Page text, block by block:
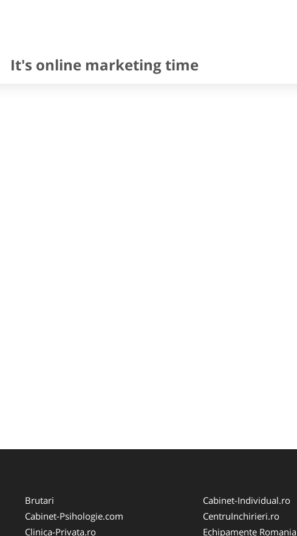
It's online marketing time
Brutari
Cabinet-Psihologie.com
Clinica-Privata.ro
Cabinet-Individual.ro
CentruInchirieri.ro
Echipamente Romania